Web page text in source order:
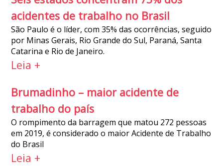
acidentes de trabalho no Brasil
São Paulo é o líder, com 35% das ocorrências, seguido
por Minas Gerais, Rio Grande do Sul, Paraná, Santa
Catarina e Rio de Janeiro.
Leia +
Brumadinho – maior acidente de
trabalho do país
O rompimento da barragem que matou 272 pessoas
em 2019, é considerado o maior Acidente de Trabalho
do Brasil
Leia +